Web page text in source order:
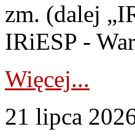
zm. (dalej
IRiESP -
Więcej...
21 lipca